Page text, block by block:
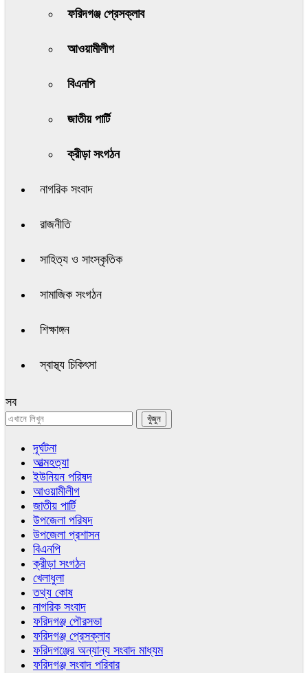
ফরিদগঞ্জ প্রেসক্লাব
আওয়ামীলীগ
বিএনপি
জাতীয় পার্টি
ক্রীড়া সংগঠন
নাগরিক সংবাদ
রাজনীতি
সাহিত্য ও সাংস্কৃতিক
সামাজিক সংগঠন
শিক্ষাঙ্গন
স্বাস্থ্য চিকিৎসা
সব
দূর্ঘটনা
আত্মহত্যা
ইউনিয়ন পরিষদ
আওয়ামীলীগ
জাতীয় পার্টি
উপজেলা পরিষদ
উপজেলা প্রশাসন
বিএনপি
ক্রীড়া সংগঠন
খেলাধুলা
তথ্য কোষ
নাগরিক সংবাদ
ফরিদগঞ্জ পৌরসভা
ফরিদগঞ্জ প্রেসক্লাব
ফরিদগঞ্জের অন্যান্য সংবাদ মাধ্যম
ফরিদগঞ্জ সংবাদ পরিবার